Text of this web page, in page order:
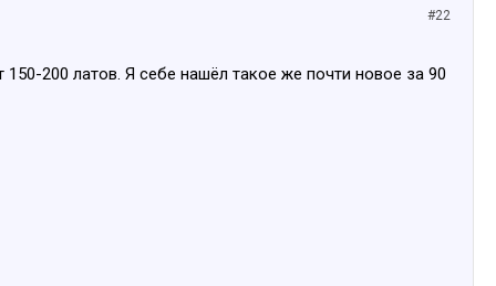
#22
200 латов. Я себе нашёл такое же почти новое за 90